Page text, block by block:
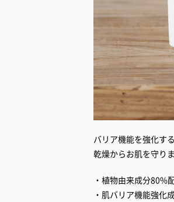
バリア機能を強化す
乾燥からお肌を守り
・植物由来成分80%
・肌バリア機能強化